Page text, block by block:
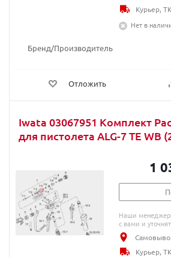
Бренд/Производитель
Отложить
Курьер, ТК
Нет в
Iwata 03067951 Комплект
для пистолета ALG-7 TE WB
1
Наши
с вами и
Курьер, ТК